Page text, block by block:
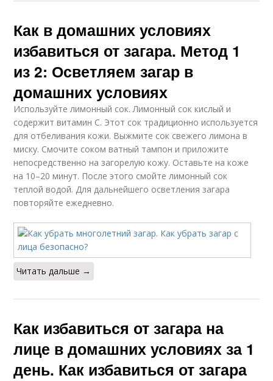
Как в домашних условиях
избавиться от загара. Метод 1
из 2: Осветляем загар в
домашних условиях
Используйте лимонный сок. Лимонный сок кислый и
содержит витамин С. Этот сок традиционно используется
для отбеливания кожи. Выжмите сок свежего лимона в
миску. Смочите соком ватный тампон и приложите
непосредственно на загорелую кожу. Оставьте на коже
на 10–20 минут. После этого смойте лимонный сок
теплой водой. Для дальнейшего осветления загара
повторяйте ежедневно.
Читать дальше →
Как избавиться от загара на
лице в домашних условиях за 1
день. Как избавиться от загара